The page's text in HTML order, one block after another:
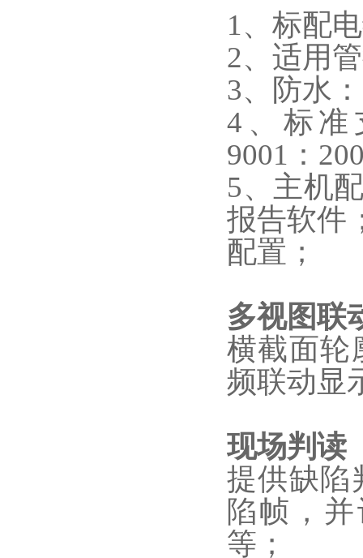
1、标配
2、适用
3、防水
4、标准
9001：
5、主机
报告软件
配置；
多视图联
横截面轮
频联动显
现场判读
提供缺陷
陷帧，
等；